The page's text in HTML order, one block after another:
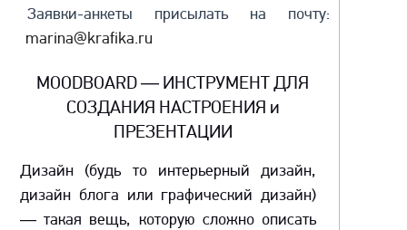
Заявки-анкеты присылать на почту:
marina@krafika.ru
MOODBOARD — ИНСТРУМЕНТ ДЛЯ
СОЗДАНИЯ НАСТРОЕНИЯ и
ПРЕЗЕНТАЦИИ
Дизайн (будь то интерьерный дизайн,
дизайн блога или графический дизайн)
— такая вещь, которую сложно описать